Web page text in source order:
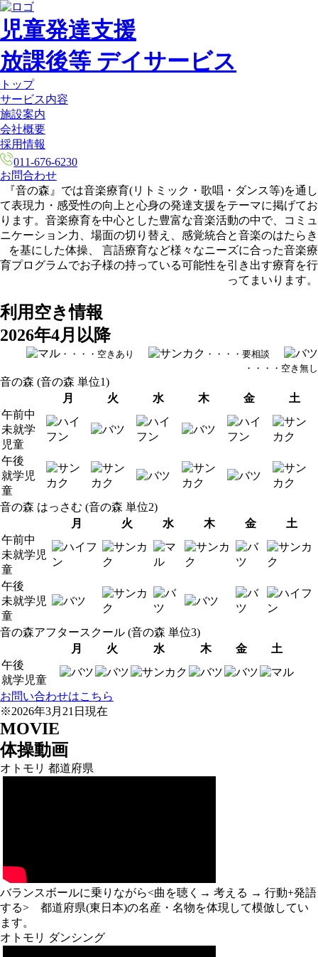
児童発達支援
放課後等 デイサービス
トップ
サービス内容
施設案内
会社概要
採用情報
011-676-6230
お問合わせ
『音の森』では音楽療育(リトミック・歌唱・ダンス等)を通し
て表現力・感受性の向上と心身の発達支援をテーマに掲げてお
ります。音楽療育を中心とした豊富な音楽活動の中で、コミュ
ニケーション力、場面の切り替え、感覚統合と音楽のはたらき
を基にした体操、 言語療育など様々なニーズに合った音楽療
育プログラムでお子様の持っている可能性を引き出す療育を行
ってまいります。
利用空き情報
2026年4月以降
・・・・空きあり
・・・・要相談
・・・・空き無し
音の森 (音の森 単位1)
月
火 水 木 金
土
午前中
未就学
児童
午後
就学児
童
音の森 はっさむ (音の森 単位2)
月
火 水 木 金
土
午前中
未就学児
童
午後
未就学児
童
音の森アフタースクール (音の森 単位3)
月
火 水 木 金
土
午後
就学児童
お問い合わせはこちら
※2026年3月21日現在
MOVIE
体操動画
オトモリ 都道府県
バランスボールに乗りながら<曲を聴く→ 考える → 行動+発語
する> 都道府県(東日本)の名産・名物を体現して模倣してい
ます。
オトモリ ダンシング